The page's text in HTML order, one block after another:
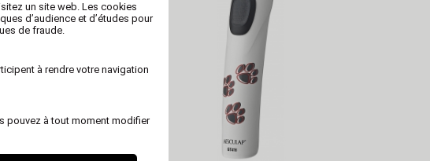
un site web. Les cookies
d’audience et d’études pour
de fraude.
à rendre votre navigation
pouvez à tout moment modifier